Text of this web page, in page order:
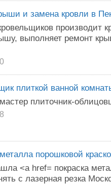
и замена кровли в
производит
выполняет ремонт
плиткой ванной
плиточник-
порошковой
<a href= покраска
с лазерная резка